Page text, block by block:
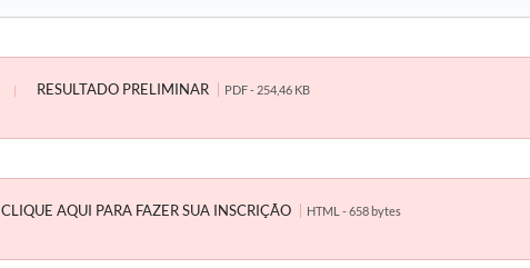
RESULTADO PRELIMINAR PDF - 254,46 KB
CLIQUE AQUI PARA FAZER SUA INSCRIÇÃO HTML - 658 bytes